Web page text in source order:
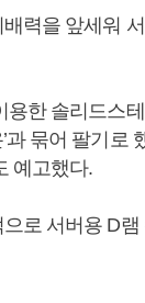
력을 앞세워
한 솔리드스
과 묶어 팔기로
예고했다.
로 서버용 D